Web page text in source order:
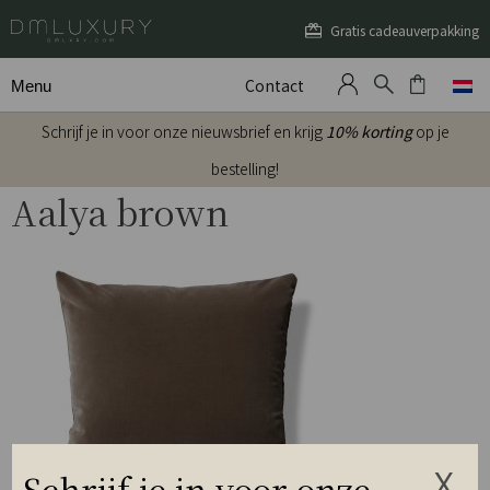
Gratis cadeauverpakking
Menu Contact
Schrijf je in voor onze nieuwsbrief en krijg 10% kortingop je
bestelling!
Aalya brown